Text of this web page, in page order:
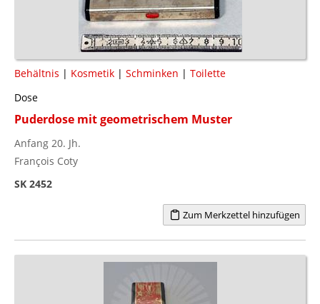
Behältnis | Kosmetik | Schminken | Toilette
Dose
Puderdose mit geometrischem Muster
Anfang 20. Jh.
François Coty
SK 2452
Zum Merkzettel hinzufügen